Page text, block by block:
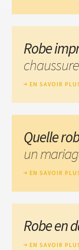
Robe
EN SAVOIR
Quelle
un
EN SAVOIR
Robe en
EN SAVOIR